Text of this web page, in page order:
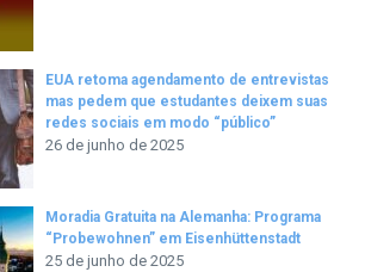
EUA retoma agendamento de entrevistas
mas pedem que estudantes deixem suas
redes sociais em modo “público”
26 de junho de 2025
Moradia Gratuita na Alemanha: Programa
“Probewohnen” em Eisenhüttenstadt
25 de junho de 2025